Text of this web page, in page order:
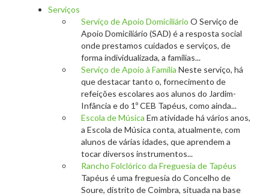
Serviços
Serviço de Apoio Domiciliário O Serviço de
Apoio Domiciliário (SAD) é a resposta social
onde prestamos cuidados e serviços, de
forma individualizada, a famílias...
Serviço de Apoio à Família Neste serviço, há
que destacar tanto o, fornecimento de
refeições escolares aos alunos do Jardim-
Infância e do 1º CEB Tapéus, como ainda...
Escola de Música Em atividade há vários anos,
a Escola de Música conta, atualmente, com
alunos de várias idades, que aprendem a
tocar diversos instrumentos...
Rancho Folclórico da Freguesia de Tapéus
Tapéus é uma freguesia do Concelho de
Soure, distrito de Coimbra, situada na base